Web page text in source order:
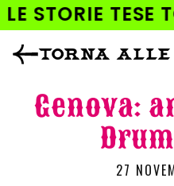
CONTENUTI
STORIE TESE
TORNA
Genova:
27